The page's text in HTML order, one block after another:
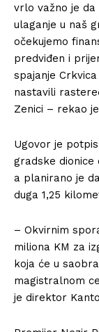
vrlo važno je da
ulaganje u naš
očekujemo
predviđen i
spajanje
nastavili
Zenici – rekao
Ugovor je
gradske dionice
a planirano je
duga 1,25
– Okvirnim
miliona KM za
koja će u
magistralnom
je direktor